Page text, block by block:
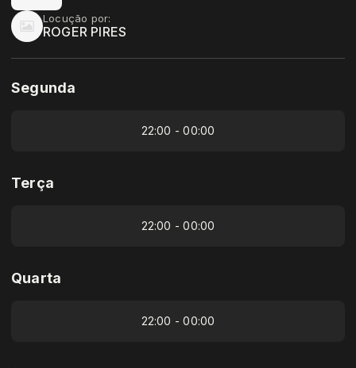
Locução por:
ROGER PIRES
Segunda
22:00 - 00:00
Terça
22:00 - 00:00
Quarta
22:00 - 00:00